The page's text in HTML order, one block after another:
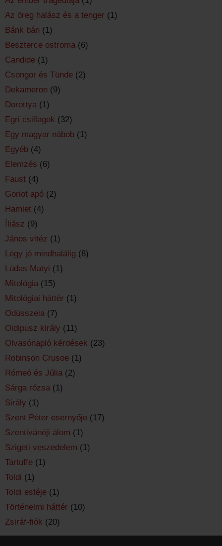
Az öreg halász és a tenger (1)
Bánk bán (1)
Beszterce ostroma (6)
Candide (1)
Csongor és Tünde (2)
Dekameron (9)
Dorottya (1)
Egri csillagok (32)
Egy magyar nábob (1)
Egyéb (4)
Elemzés (6)
Faust (4)
Goriot apó (2)
Hamlet (4)
Íliász (9)
János vitéz (1)
Légy jó mindhalálig (8)
Lúdas Matyi (1)
Mitológia (15)
Mitológiai háttér (1)
Odüsszeia (7)
Oidipusz király (11)
Olvasónapló kérdések (23)
Robinson Crusoe (1)
Rómeó és Júlia (2)
Sárga rózsa (1)
Sirály (1)
Szent Péter esernyője (17)
Szentivánéji álom (1)
Szigeti veszedelem (1)
Tartuffe (1)
Toldi (1)
Toldi estéje (1)
Történelmi háttér (10)
Zsiráf-fiók (20)